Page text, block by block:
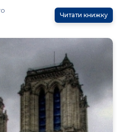
Читати книжку